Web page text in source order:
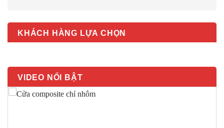
KHÁCH HÀNG LỰA CHỌN
VIDEO NỔI BẬT